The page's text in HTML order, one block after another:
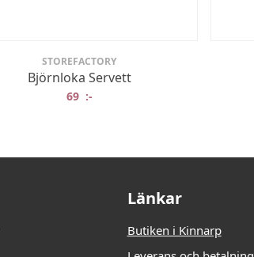
STOREFACTORY
Björnloka Servett
69 :-
Länkar
Butiken i Kinnarp